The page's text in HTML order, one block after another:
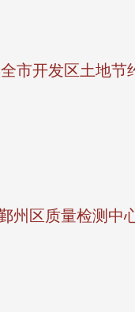
市开发区土地节
州区质量检测中